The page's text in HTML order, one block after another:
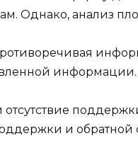
Однако, анализ
информации.
и обратной